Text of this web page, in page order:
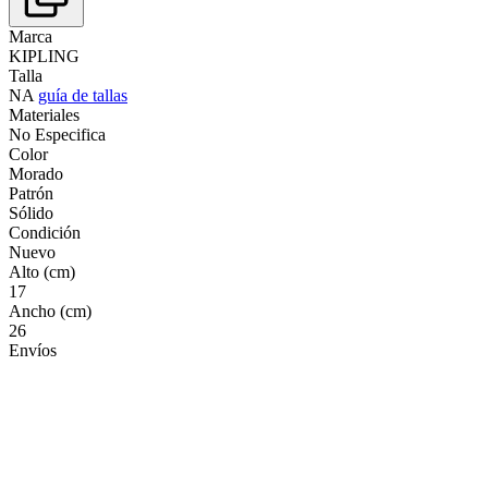
Marca
KIPLING
Talla
NA guía de tallas
Materiales
No Especifica
Color
Morado
Patrón
Sólido
Condición
Nuevo
Alto (cm)
17
Ancho (cm)
26
Envíos